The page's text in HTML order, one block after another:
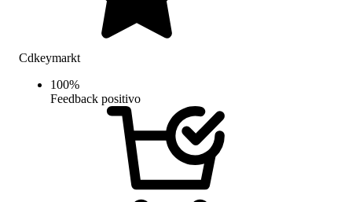
Cdkeymarkt
100%
Feedback positivo